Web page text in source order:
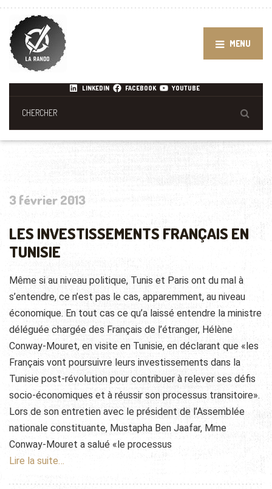
MENU
LINKEDIN FACEBOOK YOUTUBE
3 février 2013
LES INVESTISSEMENTS FRANÇAIS EN
TUNISIE
Même si au niveau politique, Tunis et Paris ont du mal à
s’entendre, ce n’est pas le cas, apparemment, au niveau
économique. En tout cas ce qu’a laissé entendre la ministre
déléguée chargée des Français de l’étranger, Hélène
Conway-Mouret, en visite en Tunisie, en déclarant que «les
Français vont poursuivre leurs investissements dans la
Tunisie post-révolution pour contribuer à relever ses défis
socio-économiques et à réussir son processus transitoire».
Lors de son entretien avec le président de l’Assemblée
nationale constituante, Mustapha Ben Jaafar, Mme
Conway-Mouret a salué «le processus
Lire la suite…